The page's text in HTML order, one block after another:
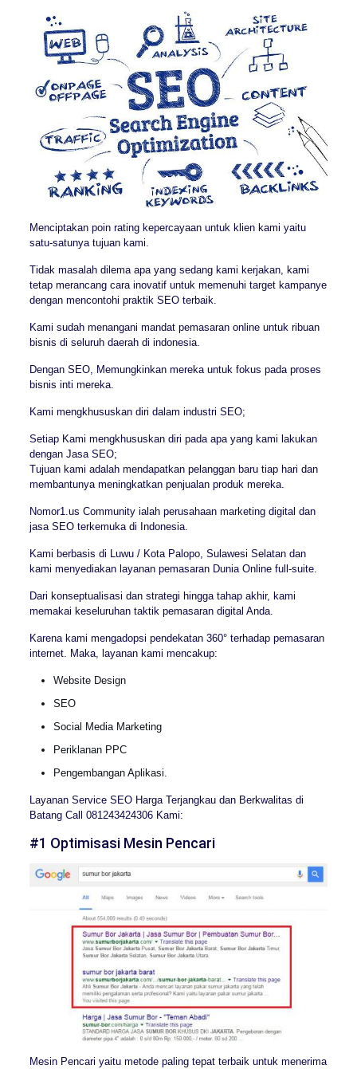
Menciptakan poin rating kepercayaan untuk klien kami yaitu
satu-satunya tujuan kami.
Tidak masalah dilema apa yang sedang kami kerjakan, kami
tetap merancang cara inovatif untuk memenuhi target kampanye
dengan mencontohi praktik SEO terbaik.
Kami sudah menangani mandat pemasaran online untuk ribuan
bisnis di seluruh daerah di indonesia.
Dengan SEO, Memungkinkan mereka untuk fokus pada proses
bisnis inti mereka.
Kami mengkhususkan diri dalam industri SEO;
Setiap Kami mengkhususkan diri pada apa yang kami lakukan
dengan Jasa SEO;
Tujuan kami adalah mendapatkan pelanggan baru tiap hari dan
membantunya meningkatkan penjualan produk mereka.
Nomor1.us Community ialah perusahaan marketing digital dan
jasa SEO terkemuka di Indonesia.
Kami berbasis di Luwu / Kota Palopo, Sulawesi Selatan dan
kami menyediakan layanan pemasaran Dunia Online full-suite.
Dari konseptualisasi dan strategi hingga tahap akhir, kami
memakai keseluruhan taktik pemasaran digital Anda.
Karena kami mengadopsi pendekatan 360° terhadap pemasaran
internet. Maka, layanan kami mencakup:
Website Design
SEO
Social Media Marketing
Periklanan PPC
Pengembangan Aplikasi.
Layanan Service SEO Harga Terjangkau dan Berkwalitas di
Batang Call 081243424306 Kami:
#1 Optimisasi Mesin Pencari
Mesin Pencari yaitu metode paling tepat terbaik untuk menerima